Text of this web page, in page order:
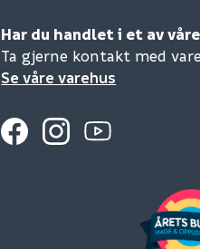
Har du handlet i et av
Ta gjerne kontakt med
Se våre varehus